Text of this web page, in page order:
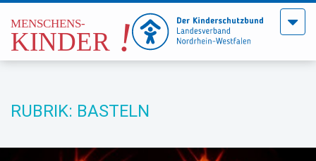
Menü
RUBRIK: BASTELN